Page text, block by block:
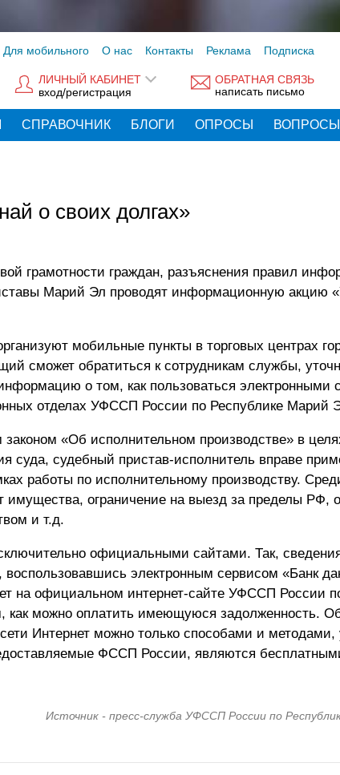
Для мобильного О нас Контакты Реклама Подписка
ОБРАТНАЯ СВЯЗЬ
написать письмо
ЛИЧНЫЙ КАБИНЕТ
вход/регистрация
СПРАВОЧНИК БЛОГИ ОПРОСЫ
о своих долгах»
грамотности граждан, разъяснения правил
Марий Эл проводят информационную акцию
мобильные пункты в торговых центрах
сможет обратиться к сотрудникам службы,
о том, как пользоваться электронными
отделах УФССП России по Республике Марий
«Об исполнительном производстве» в
суда, судебный пристав-исполнитель вправе
работы по исполнительному производству.
имущества, ограничение на выезд за пределы РФ,
и т.д.
официальными сайтами. Так,
электронным сервисом «Банк
на официальном интернет-сайте УФССП России
как можно оплатить имеющуюся задолженность.
Интернет можно только способами и методами,
ФССП России, являются
Источник - пресс-служба УФССП России по